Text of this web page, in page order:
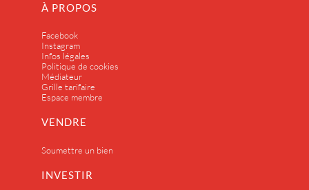
À PROPOS
Facebook
Instagram
Infos légales
Politique de cookies
Médiateur
Grille tarifaire
Espace membre
VENDRE
Soumettre un bien
INVESTIR